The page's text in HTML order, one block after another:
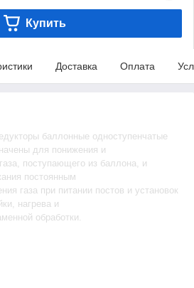
Купить
Доставка Оплата
баллонные одноступенчатые
для понижения и
поступающего из баллона, и
постоянным
газа при питании постов и установок
нагрева и
обработки.